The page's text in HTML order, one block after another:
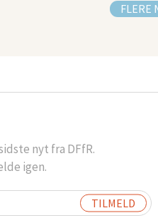
FLERE
nyt fra DFfR.
igen.